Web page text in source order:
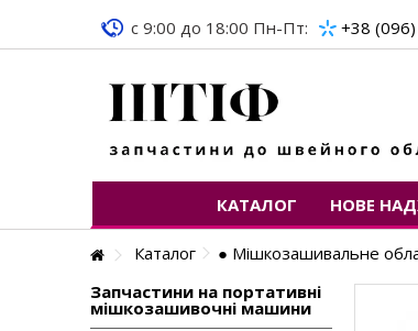
c 9:00 до 18:00 Пн-Пт: +38
КАТАЛОГ НОВЕ
Каталог ● Мішкозашивальне
Запчастини на портативні
мішкозашивочні машини